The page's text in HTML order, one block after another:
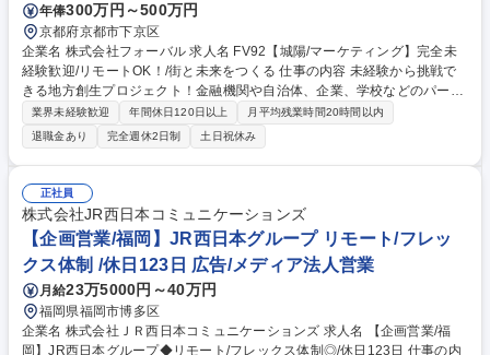
年俸300万円～500万円
京都府京都市下京区
企業名 株式会社フォーバル 求人名 FV92【城陽/マーケティング】完全未
経験歓迎/リモートOK！/街と未来をつくる 仕事の内容 未経験から挑戦で
きる地方創生プロジェクト！金融機関や自治体、企業、学校などのパート
ナーを開拓・連携し、地域活性化を推し進める魅力的なお仕事です！リモ
ート中心で働けます◎ 【お任せする業務の詳細】 ■事業に賛同いただける
金融機関や自治体、民間企業、学校などのパートナー開拓 ■開拓したパー
トナー法人との連携強化および関係構築 ■金融機関のお取引先や融資先企
業への各種ご提案 ■OJTによる先輩社員との訪問同行（ゆくゆくは単独訪
問を目指します） 基本はリモートワーク中心で、研修後も柔軟な働き方で
ご活躍いただけます！ 募集職種 FV92【城陽/マーケティング】完全未経験
歓迎/リモートOK！/街と未来をつくる
業界未経験歓迎 年間休日120日以上
月平均残業時間20時間以内
退職金あり
完全週休2日制 土日祝休み
正社員
株式会社JR西日本コミュニケーションズ
【企画営業/福岡】JR西日本グループ リモート/フレッ
クス体制 /休日123日 広告/メディア法人営業
月給23万5000円～40万円
福岡県福岡市博多区
企業名 株式会社ＪＲ西日本コミュニケーションズ 求人名 【企画営業/福
岡】JR西日本グループ◆リモート/フレックス体制◎/休日123日 仕事の内